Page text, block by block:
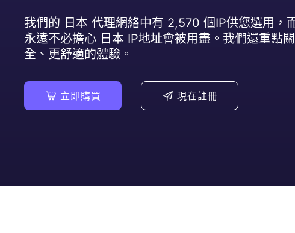
我們的 日本 代理網絡中有 2,570 個IP供您選用，
永遠不必擔心 日本 IP地址會被用盡。我們還重點
全、更舒適的體驗。
立即購買 現在註冊